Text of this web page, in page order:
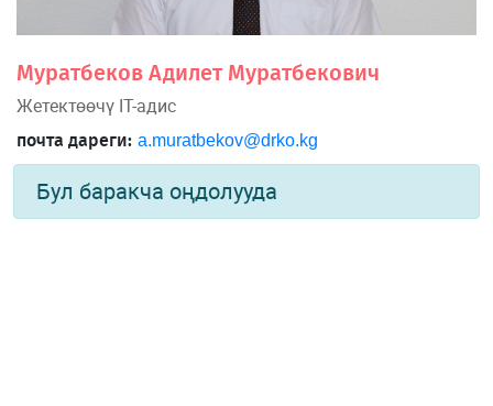
Муратбеков Адилет Муратбекович
Жетектөөчү IT-адис
почта дареги: a.muratbekov@drko.kg
Бул баракча оңдолууда